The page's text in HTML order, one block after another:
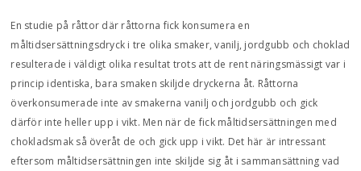
En studie på råttor där råttorna fick konsumera en
måltidsersättningsdryck i tre olika smaker, vanilj, jordgubb och choklad
resulterade i väldigt olika resultat trots att de rent näringsmässigt var i
princip identiska, bara smaken skiljde dryckerna åt. Råttorna
överkonsumerade inte av smakerna vanilj och jordgubb och gick
därför inte heller upp i vikt. Men när de fick måltidsersättningen med
chokladsmak så överåt de och gick upp i vikt. Det här är intressant
eftersom måltidsersättningen inte skiljde sig åt i sammansättning vad